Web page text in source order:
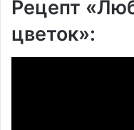
Рецепт
цветок»: